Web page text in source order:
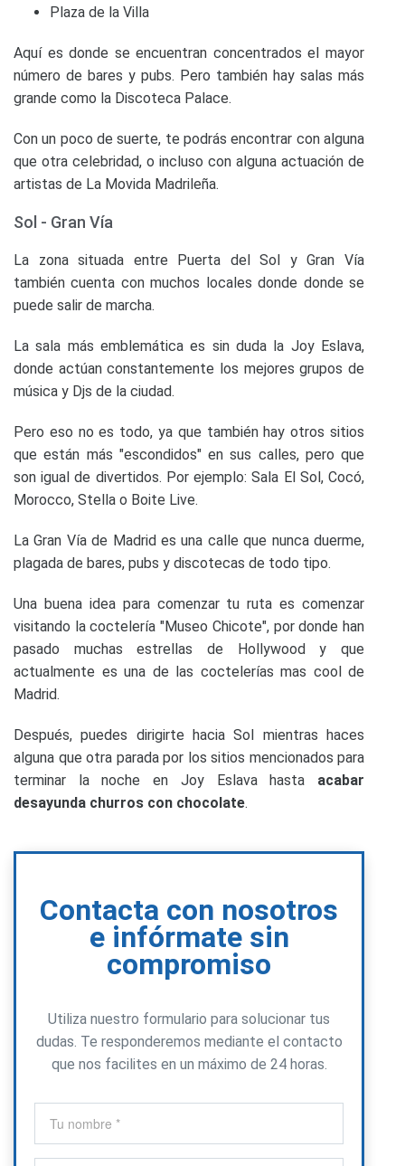
Plaza de la Villa
Aquí es donde se encuentran concentrados el mayor
número de bares y pubs. Pero también hay salas más
grande como la Discoteca Palace.
Con un poco de suerte, te podrás encontrar con alguna
que otra celebridad, o incluso con alguna actuación de
artistas de La Movida Madrileña.
Sol - Gran Vía
La zona situada entre Puerta del Sol y Gran Vía
también cuenta con muchos locales donde donde se
puede salir de marcha.
La sala más emblemática es sin duda la Joy Eslava,
donde actúan constantemente los mejores grupos de
música y Djs de la ciudad.
Pero eso no es todo, ya que también hay otros sitios
que están más "escondidos" en sus calles, pero que
son igual de divertidos. Por ejemplo: Sala El Sol, Cocó,
Morocco, Stella o Boite Live.
La Gran Vía de Madrid es una calle que nunca duerme,
plagada de bares, pubs y discotecas de todo tipo.
Una buena idea para comenzar tu ruta es comenzar
visitando la coctelería "Museo Chicote", por donde han
pasado muchas estrellas de Hollywood y que
actualmente es una de las coctelerías mas cool de
Madrid.
Después, puedes dirigirte hacia Sol mientras haces
alguna que otra parada por los sitios mencionados para
terminar la noche en Joy Eslava hasta acabar
desayunda churros con chocolate.
Contacta con nosotros
e infórmate sin
compromiso
Utiliza nuestro formulario para solucionar tus
dudas. Te responderemos mediante el contacto
que nos facilites en un máximo de 24 horas.